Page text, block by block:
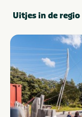
Uitjes in de regio